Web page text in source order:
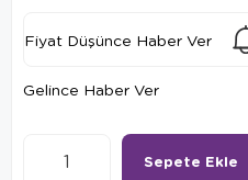
Fiyat Düşünce Haber Ver
Gelince Haber Ver